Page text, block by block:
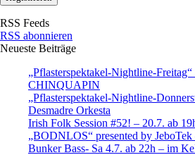
RSS Feeds
RSS abonnieren
Neueste Beiträge
„Pflasterspektakel-Nightline-
CHINQUAPIN
„Pflasterspektakel-Nightline-
Desmadre Orkesta
Irish Folk Session #52! – 20.7. ab
„BODNLOS“ presented by
Bunker Bass- Sa 4.7. ab 22h – im